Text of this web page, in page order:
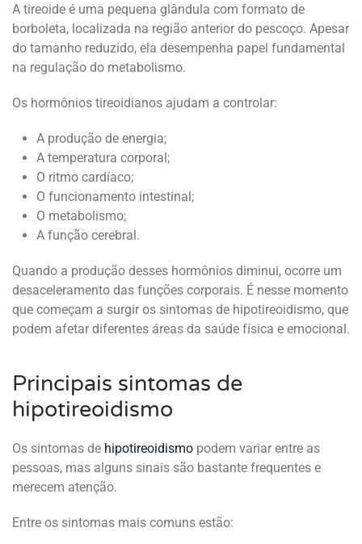
A tireoide é uma pequena glândula com formato de
borboleta, localizada na região anterior do pescoço. Apesar
do tamanho reduzido, ela desempenha papel fundamental
na regulação do metabolismo.
Os hormônios tireoidianos ajudam a controlar:
A produção de energia;
A temperatura corporal;
O ritmo cardíaco;
O funcionamento intestinal;
O metabolismo;
A função cerebral.
Quando a produção desses hormônios diminui, ocorre um
desaceleramento das funções corporais. É nesse momento
que começam a surgir os sintomas de hipotireoidismo, que
podem afetar diferentes áreas da saúde física e emocional.
Principais sintomas de
hipotireoidismo
Os sintomas de hipotireoidismo podem variar entre as
pessoas, mas alguns sinais são bastante frequentes e
merecem atenção.
Entre os sintomas mais comuns estão: